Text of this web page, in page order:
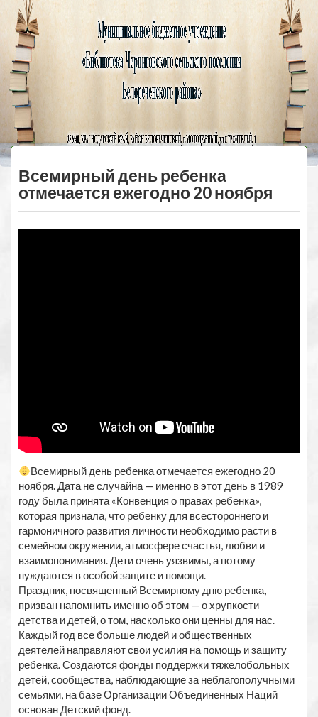
Черниговская
библиотека
МЕНЮ
Всемирный день ребенка
отмечается ежегодно 20 ноября
Всемирный день ребенка отмечается ежегодно 20
ноября. Дата не случайна — именно в этот день в 1989
году была принята «Конвенция о правах ребенка»,
которая признала, что ребенку для всестороннего и
гармоничного развития личности необходимо расти в
семейном окружении, атмосфере счастья, любви и
взаимопонимания. Дети очень уязвимы, а потому
нуждаются в особой защите и помощи.
Праздник, посвященный Всемирному дню ребенка,
призван напомнить именно об этом — о хрупкости
детства и детей, о том, насколько они ценны для нас.
Каждый год все больше людей и общественных
деятелей направляют свои усилия на помощь и защиту
ребенка. Создаются фонды поддержки тяжелобольных
детей, сообщества, наблюдающие за неблагополучными
семьями, на базе Организации Объединенных Наций
основан Детский фонд.